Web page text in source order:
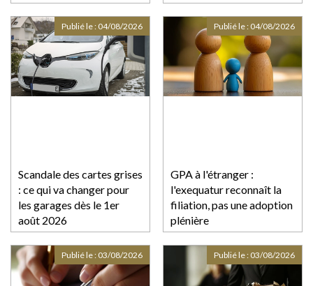
Scandale des cartes grises
: ce qui va changer pour
les garages dès le 1er
août 2026
Publié le : 04/08/2026
GPA à l'étranger :
l'exequatur reconnaît la
filiation, pas une adoption
plénière
Publié le : 04/08/2026
Publié le : 03/08/2026 Publié le : 03/08/2026